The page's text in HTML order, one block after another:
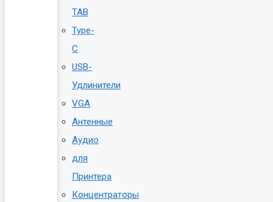
TAB
Type-
C
USB-
Удлинители
VGA
Антенные
Аудио
для
Принтера
Концентраторы